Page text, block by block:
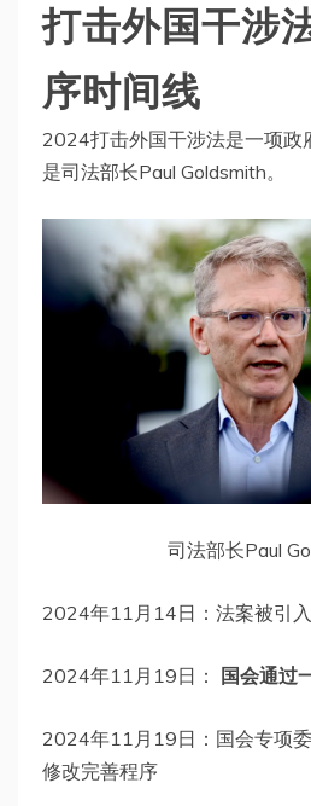
打击外国干涉
序时间线
2024打击外国干涉法是一项政
是司法部长Paul Goldsmith。
司法部长Paul
2024年11月14日：法案被引
2024年11月19日： 国会通过
2024年11月19日：国会专项
修改完善程序